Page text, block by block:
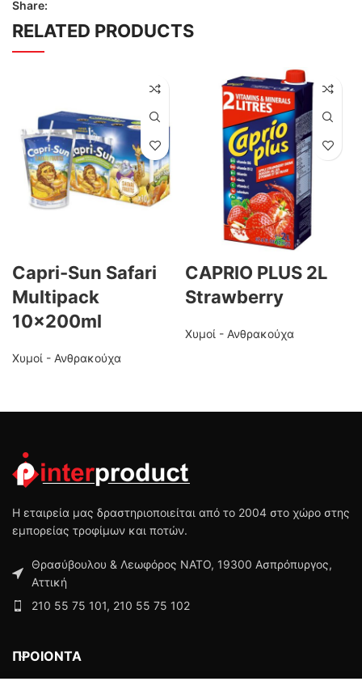
Share:
RELATED PRODUCTS
Capri-Sun Safari
Multipack
10x200ml
Χυμοί - Ανθρακούχα
CAPRIO PLUS 2L
Strawberry
Χυμοί - Ανθρακούχα
Η εταιρεία μας δραστηριοποιείται από το 2004 στο χώρο στης
εμπορείας τροφίμων και ποτών.
Θρασύβουλου & Λεωφόρος ΝΑΤΟ, 19300 Ασπρόπυργος,
Αττική
210 55 75 101, 210 55 75 102
ΠΡΟΙΟΝΤΑ